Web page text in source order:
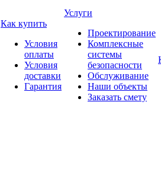
Как купить
Условия
оплаты
Условия
доставки
Гарантия
Услуги
Проектирование
Комплексные
системы
безопасности
Обслуживание
Наши объекты
Заказать смету